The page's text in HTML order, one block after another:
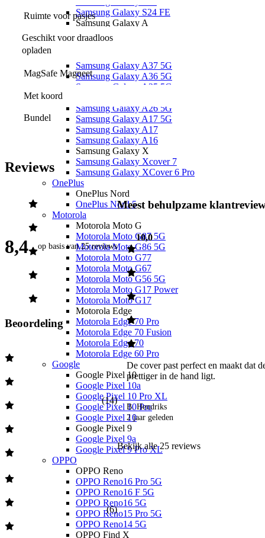
Samsung Galaxy S24 FE
Samsung Galaxy A
Samsung Galaxy A57 5G
Samsung Galaxy A56 5G
Samsung Galaxy A37 5G
Samsung Galaxy A36 5G
Samsung Galaxy A35 5G
Samsung Galaxy A26 5G
Samsung Galaxy A17 5G
Samsung Galaxy A17
Samsung Galaxy A16
Samsung Galaxy X
Samsung Galaxy Xcover 7
Samsung Galaxy XCover 6 Pro
OnePlus
OnePlus Nord
OnePlus Nord 5
Motorola
Motorola Moto G
Motorola Moto G87 5G
Motorola Moto G86 5G
Motorola Moto G77
Motorola Moto G67
Motorola Moto G56 5G
Motorola Moto G17 Power
Motorola Moto G17
Motorola Edge
Motorola Edge 70 Pro
Motorola Edge 70 Fusion
Motorola Edge 70
Motorola Edge 60 Pro
Google
Google Pixel 10
Google Pixel 10a
Google Pixel 10 Pro XL
Google Pixel 10 Pro
Google Pixel 10
Google Pixel 9
Google Pixel 9a
Google Pixel 9 Pro XL
OPPO
OPPO Reno
OPPO Reno16 Pro 5G
OPPO Reno16 F 5G
OPPO Reno16 5G
OPPO Reno15 Pro 5G
OPPO Reno14 5G
OPPO Find X
Ruimte voor pasjes
Geschikt voor draadloos
opladen
MagSafe Magneet
Met koord
Bundel
Reviews
8,4 op basis van25 reviews
Beoordeling
(14)
(6)
Meest behulpzame
10,0
De cover past perfect en maakt dat
prettiger in de hand ligt.
B. Hendriks
2 jaar geleden
Bekijk alle25 reviews